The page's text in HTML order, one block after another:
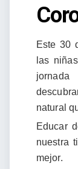
Este 30
las
natural
Educar
nuestra
mejor.